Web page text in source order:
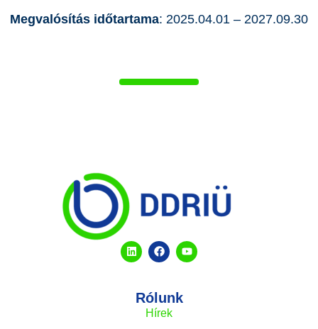
Megvalósítás időtartama: 2025.04.01 – 2027.09.30
Rólunk
Hírek